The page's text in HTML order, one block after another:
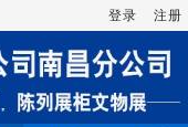
登录 注册